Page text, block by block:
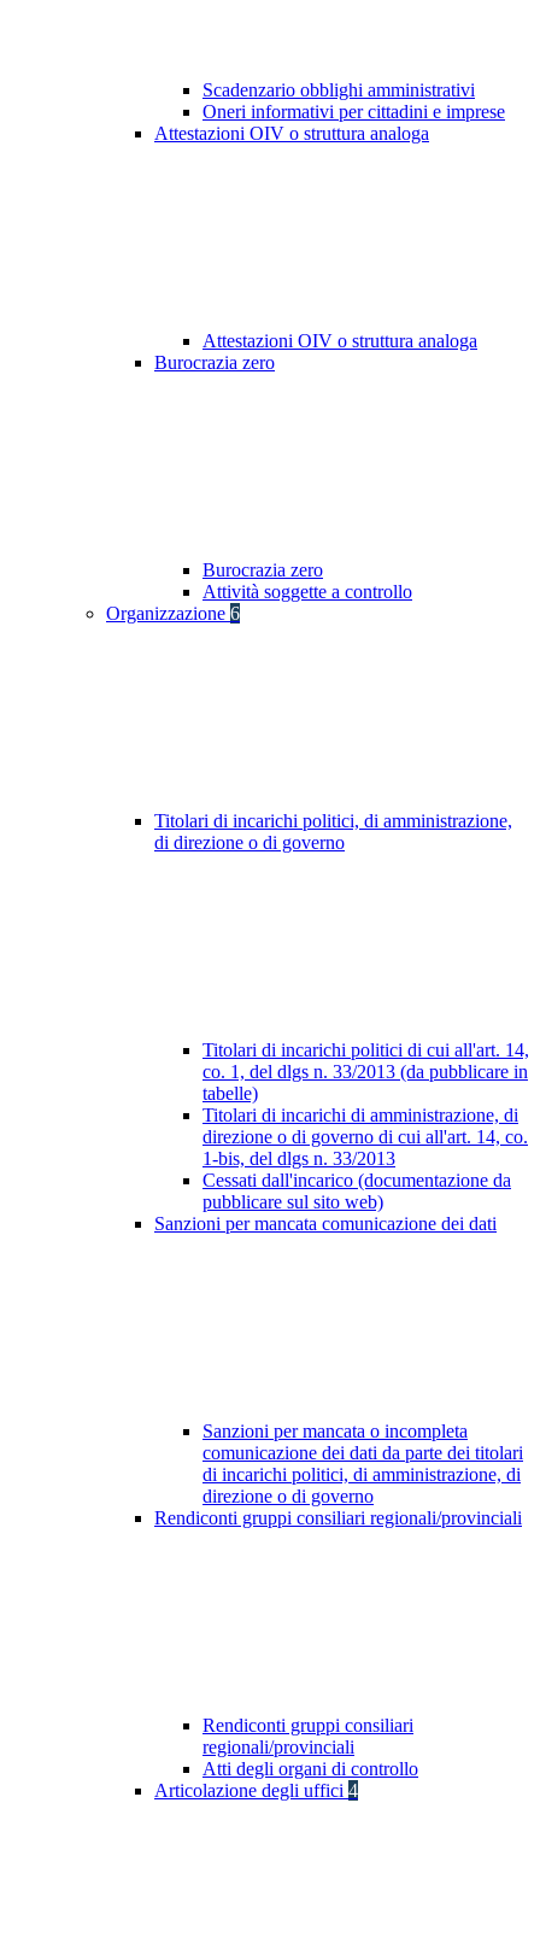
Scadenzario obblighi amministrativi
Oneri informativi per cittadini e imprese
Attestazioni OIV o struttura analoga
Attestazioni OIV o struttura analoga
Burocrazia zero
Burocrazia zero
Attività soggette a controllo
Organizzazione 6
Titolari di incarichi politici, di amministrazione,
di direzione o di governo
Titolari di incarichi politici di cui all'art. 14,
co. 1, del dlgs n. 33/2013 (da pubblicare in
tabelle)
Titolari di incarichi di amministrazione, di
direzione o di governo di cui all'art. 14, co.
1-bis, del dlgs n. 33/2013
Cessati dall'incarico (documentazione da
pubblicare sul sito web)
Sanzioni per mancata comunicazione dei dati
Sanzioni per mancata o incompleta
comunicazione dei dati da parte dei titolari
di incarichi politici, di amministrazione, di
direzione o di governo
Rendiconti gruppi consiliari regionali/provinciali
Rendiconti gruppi consiliari
regionali/provinciali
Atti degli organi di controllo
Articolazione degli uffici 4